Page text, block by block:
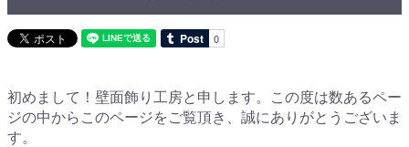
初めまして！壁面飾り工房と申します。この度は数あるペー
ジの中からこのページをご覧頂き、誠にありがとうございま
す。